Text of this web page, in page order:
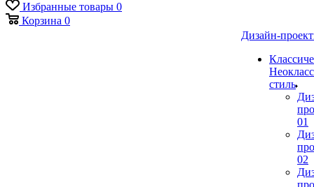
Избранные товары 0
Корзина 0
Дизайн-
стиль
01
02